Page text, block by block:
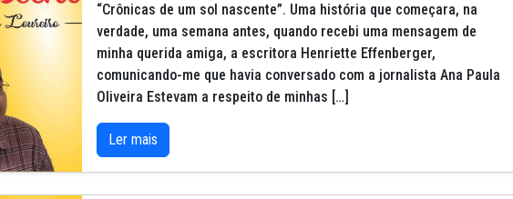
“Crônicas de um sol nascente”. Uma história que começara, na
verdade, uma semana antes, quando recebi uma mensagem de
minha querida amiga, a escritora Henriette Effenberger,
comunicando-me que havia conversado com a jornalista Ana Paula
Oliveira Estevam a respeito de minhas […]
Ler mais